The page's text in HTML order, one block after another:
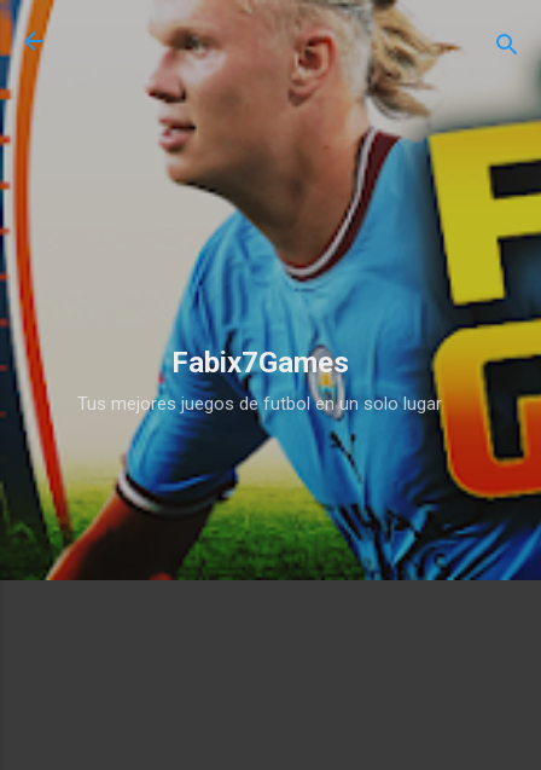
Ir al contenido principal
Fabix7Games
Tus mejores juegos de futbol en un solo lugar